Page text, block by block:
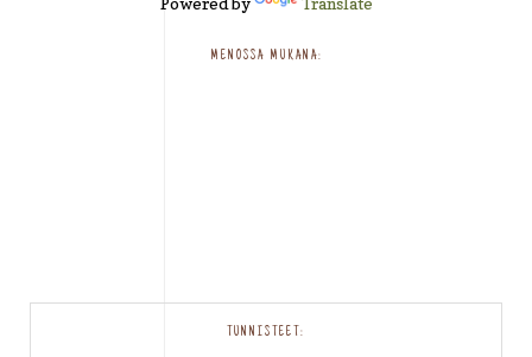
MENOSSA MUKANA:
TUNNISTEET: